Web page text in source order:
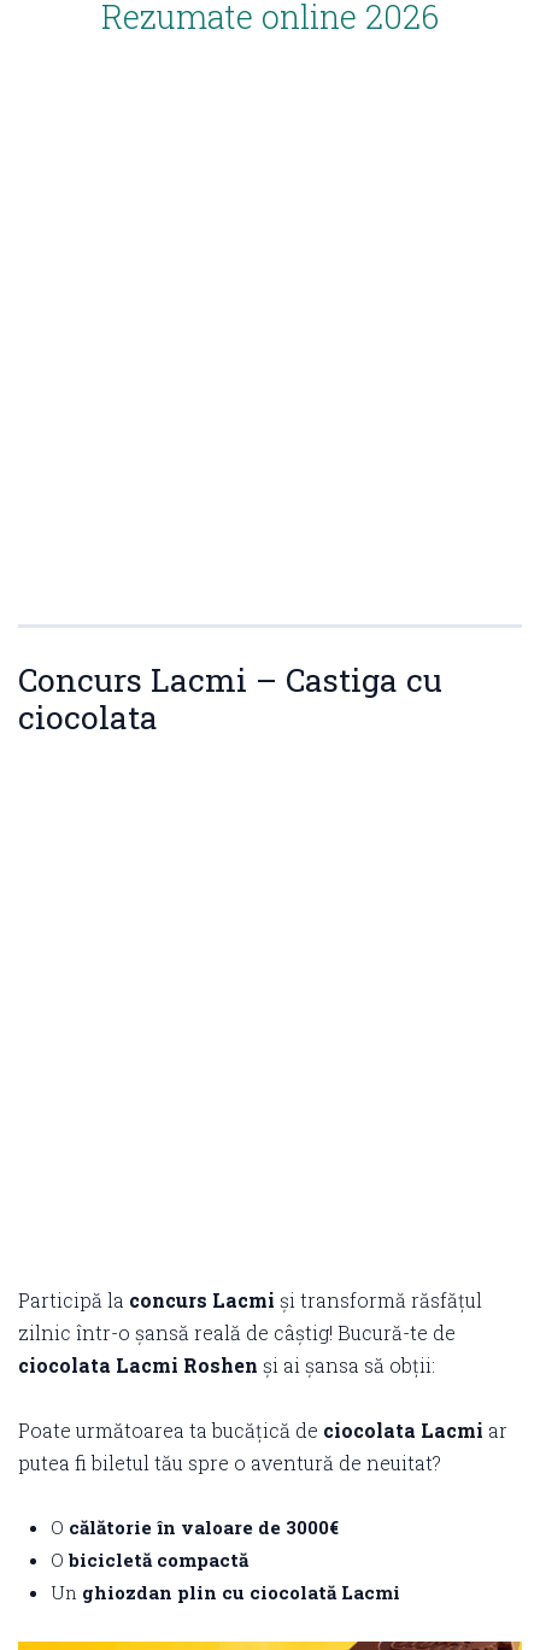
Rezumate online 2026
Concurs Lacmi – Castiga cu
ciocolata
Participă la concurs Lacmi și transformă răsfățul
zilnic într-o șansă reală de câștig! Bucură-te de
ciocolata Lacmi Roshen și ai șansa să obții:
Poate următoarea ta bucățică de ciocolata Lacmi ar
putea fi biletul tău spre o aventură de neuitat?
O călătorie în valoare de 3000€
Obicicletă compactă
Un ghiozdan plin cu ciocolată Lacmi